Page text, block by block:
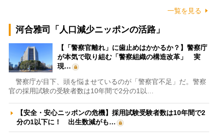
一覧を見る
河合雅司「人口減少ニッポンの活路」
【「警察官離れ」に歯止めはかかるか？】警察庁
が本気で取り組む「警察組織の構造改革」 実
現…
警察庁が目下、頭を悩ませているのが「警察官不足」だ。警察
官の採用試験の受験者数は10年間で2分の1以…
【安全・安心ニッポンの危機】採用試験受験者数は10年間で2
分の1以下に！ 出生数減がも…